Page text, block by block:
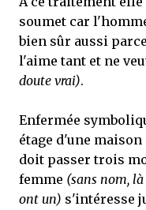
soumet car
bien sûr aussi
l'aime tant et ne
doute vrai).
Enfermée
étage d'une
doit passer trois
femme (sans nom,
ont un) s'intéresse